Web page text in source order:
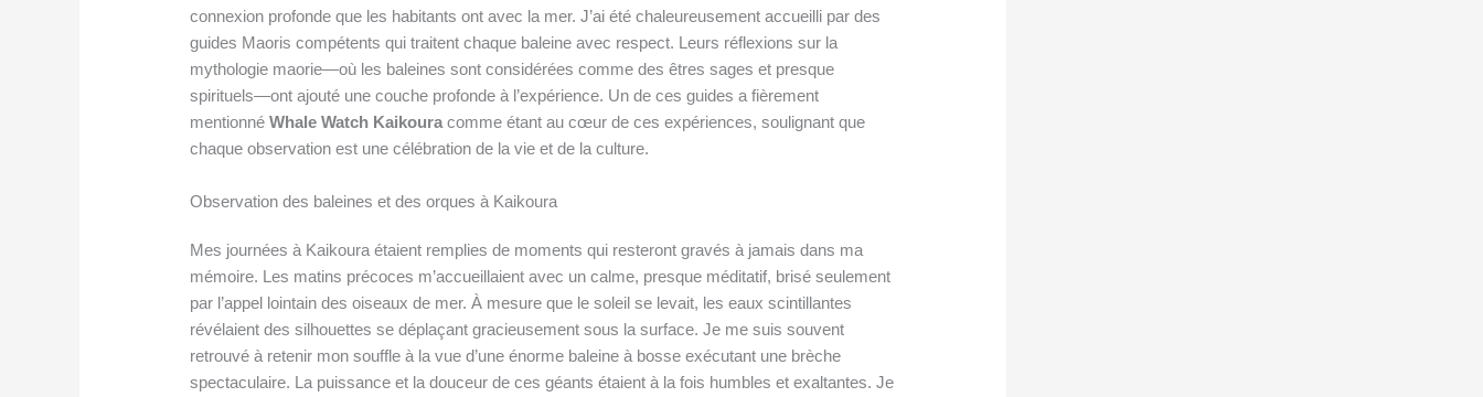
connexion profonde que les habitants ont avec la mer. J’ai été chaleureusement accueilli par des
guides Maoris compétents qui traitent chaque baleine avec respect. Leurs réflexions sur la
mythologie maorie—où les baleines sont considérées comme des êtres sages et presque
spirituels—ont ajouté une couche profonde à l’expérience. Un de ces guides a fièrement
mentionnéWhale Watch Kaikoura comme étant au cœur de ces expériences, soulignant que
chaque observation est une célébration de la vie et de la culture.
Observation des baleines et des orques à Kaikoura
Mes journées à Kaikoura étaient remplies de moments qui resteront gravés à jamais dans ma
mémoire. Les matins précoces m’accueillaient avec un calme, presque méditatif, brisé seulement
par l’appel lointain des oiseaux de mer. À mesure que le soleil se levait, les eaux scintillantes
révélaient des silhouettes se déplaçant gracieusement sous la surface. Je me suis souvent
retrouvé à retenir mon souffle à la vue d’une énorme baleine à bosse exécutant une brèche
spectaculaire. La puissance et la douceur de ces géants étaient à la fois humbles et exaltantes. Je